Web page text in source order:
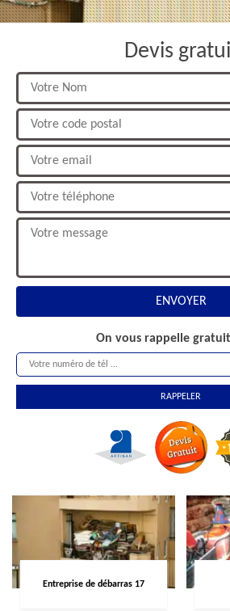
Devis
On vous rappelle
Entreprise de débarras 17